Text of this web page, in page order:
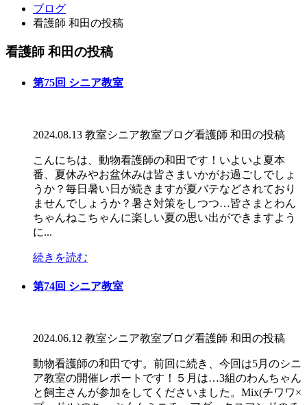
ブログ
看護師 和田の投稿
看護師 和田の投稿
第75回 シニア教室
2024.08.13 教室シニア教室ブログ看護師 和田の投稿
こんにちは、動物看護師の和田です！いよいよ夏本
番、夏休みやお盆休みは皆さまいかがお過ごしでしょ
うか？毎日暑い日が続きますが夏バテなどされており
ませんでしょうか？暑さ対策をしつつ…皆さまとわん
ちゃんねこちゃんに楽しい夏の思い出ができますよう
に...
続きを読む
第74回 シニア教室
2024.06.12 教室シニア教室ブログ看護師 和田の投稿
動物看護師の和田です。前回に続き、今回は5月のシニ
ア教室の開催レポートです！５月は…3組のわんちゃん
と飼主さんが参加をしてくださいました。Mix(チワワ×